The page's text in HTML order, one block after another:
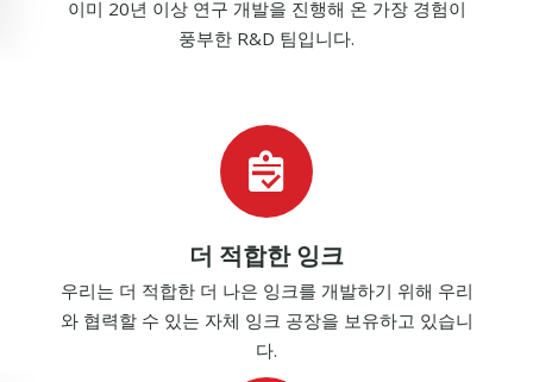
이미 20년 이상 연구 개발을 진행해 온 가장 경험이
풍부한 R&D 팀입니다.
더 적합한 잉크
우리는 더 적합한 더 나은 잉크를 개발하기 위해 우리
와 협력할 수 있는 자체 잉크 공장을 보유하고 있습니
다.